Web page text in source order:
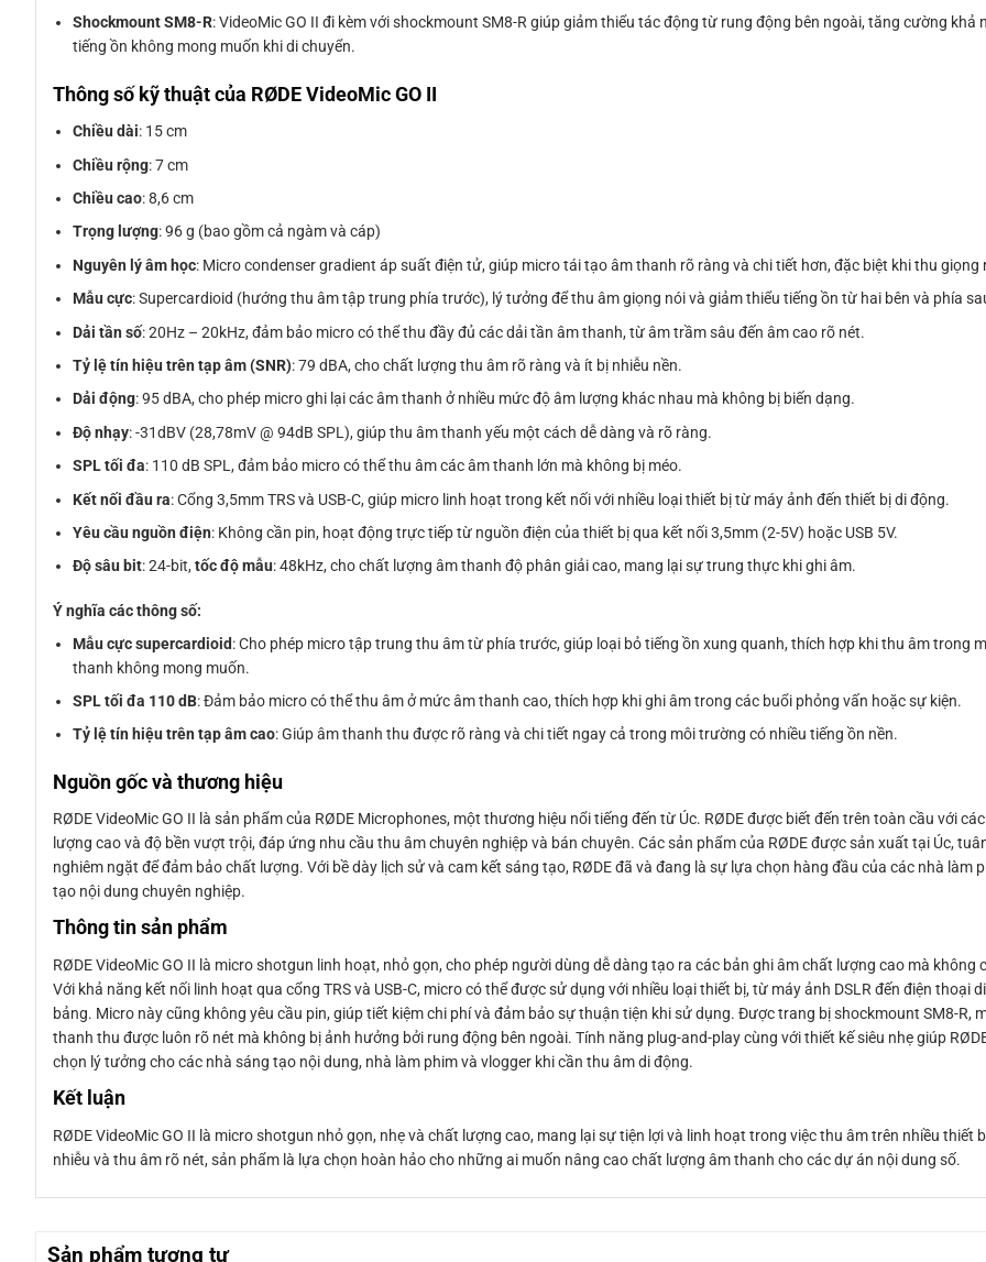
Shockmount SM8-R: VideoMic GO II đi kèm với shockmount SM8-R giúp giảm thiểu tác động từ rung động bên ngoài, tăng cường khả
tiếng ồn không mong muốn khi di chuyển.
Thông số kỹ thuật của RØDE VideoMic GO II
Chiều dài: 15 cm
Chiều rộng: 7 cm
Chiều cao: 8,6 cm
Trọng lượng: 96 g (bao gồm cả ngàm và cáp)
Nguyên lý âm học: Micro condenser gradient áp suất điện tử, giúp micro tái tạo âm thanh rõ ràng và chi tiết hơn, đặc biệt khi thu giọng
Mẫu cực: Supercardioid (hướng thu âm tập trung phía trước), lý tưởng để thu âm giọng nói và giảm thiểu tiếng ồn từ hai bên và phía
Dải tần số: 20Hz – 20kHz, đảm bảo micro có thể thu đầy đủ các dải tần âm thanh, từ âm trầm sâu đến âm cao rõ nét.
Tỷ lệ tín hiệu trên tạp âm (SNR): 79 dBA, cho chất lượng thu âm rõ ràng và ít bị nhiễu nền.
Dải động: 95 dBA, cho phép micro ghi lại các âm thanh ở nhiều mức độ âm lượng khác nhau mà không bị biến dạng.
Độ nhạy: -31dBV (28,78mV @ 94dB SPL), giúp thu âm thanh yếu một cách dễ dàng và rõ ràng.
SPL tối đa: 110 dB SPL, đảm bảo micro có thể thu âm các âm thanh lớn mà không bị méo.
Kết nối đầu ra: Cổng 3,5mm TRS và USB-C, giúp micro linh hoạt trong kết nối với nhiều loại thiết bị từ máy ảnh đến thiết bị di động.
Yêu cầu nguồn điện: Không cần pin, hoạt động trực tiếp từ nguồn điện của thiết bị qua kết nối 3,5mm (2-5V) hoặc USB 5V.
Độ sâu bit: 24-bit,tốc độ mẫu: 48kHz, cho chất lượng âm thanh độ phân giải cao, mang lại sự trung thực khi ghi âm.
Ý nghĩa các thông số:
Mẫu cực supercardioid: Cho phép micro tập trung thu âm từ phía trước, giúp loại bỏ tiếng ồn xung quanh, thích hợp khi thu âm trong
thanh không mong muốn.
SPL tối đa 110 dB: Đảm bảo micro có thể thu âm ở mức âm thanh cao, thích hợp khi ghi âm trong các buổi phỏng vấn hoặc sự kiện.
Tỷ lệ tín hiệu trên tạp âm cao: Giúp âm thanh thu được rõ ràng và chi tiết ngay cả trong môi trường có nhiều tiếng ồn nền.
Nguồn gốc và thương hiệu
RØDE VideoMic GO II là sản phẩm của RØDE Microphones, một thương hiệu nổi tiếng đến từ Úc. RØDE được biết đến trên toàn cầu với
lượng cao và độ bền vượt trội, đáp ứng nhu cầu thu âm chuyên nghiệp và bán chuyên. Các sản phẩm của RØDE được sản xuất tại Úc,
nghiêm ngặt để đảm bảo chất lượng. Với bề dày lịch sử và cam kết sáng tạo, RØDE đã và đang là sự lựa chọn hàng đầu của các nhà làm
tạo nội dung chuyên nghiệp.
Thông tin sản phẩm
RØDE VideoMic GO II là micro shotgun linh hoạt, nhỏ gọn, cho phép người dùng dễ dàng tạo ra các bản ghi âm chất lượng cao mà không
Với khả năng kết nối linh hoạt qua cổng TRS và USB-C, micro có thể được sử dụng với nhiều loại thiết bị, từ máy ảnh DSLR đến điện thoại
bảng. Micro này cũng không yêu cầu pin, giúp tiết kiệm chi phí và đảm bảo sự thuận tiện khi sử dụng. Được trang bị shockmount SM8-R,
thanh thu được luôn rõ nét mà không bị ảnh hưởng bởi rung động bên ngoài. Tính năng plug-and-play cùng với thiết kế siêu nhẹ giúp
chọn lý tưởng cho các nhà sáng tạo nội dung, nhà làm phim và vlogger khi cần thu âm di động.
Kết luận
RØDE VideoMic GO II là micro shotgun nhỏ gọn, nhẹ và chất lượng cao, mang lại sự tiện lợi và linh hoạt trong việc thu âm trên nhiều thiết
nhiễu và thu âm rõ nét, sản phẩm là lựa chọn hoàn hảo cho những ai muốn nâng cao chất lượng âm thanh cho các dự án nội dung số.
Sản phẩm tương tự